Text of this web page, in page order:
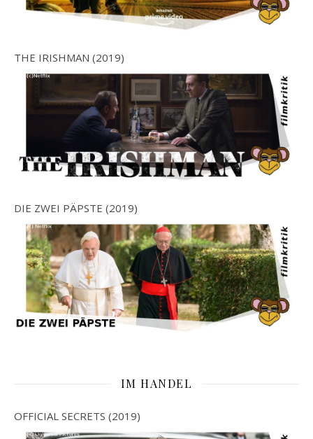
THE IRISHMAN (2019)
DIE ZWEI PÄPSTE (2019)
IM HANDEL
OFFICIAL SECRETS (2019)